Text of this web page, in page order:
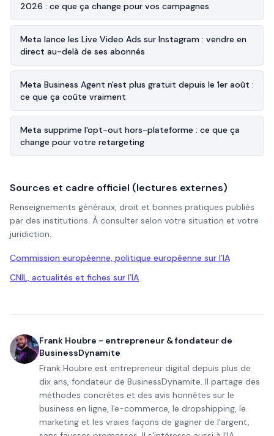
2026 : ce que ça change pour vos campagnes
Meta lance les Live Video Ads sur Instagram : vendre en
direct au-delà de ses abonnés
Meta Business Agent n'est plus gratuit depuis le 1er août :
ce que ça coûte vraiment
Meta supprime l'opt-out hors-plateforme : ce que ça
change pour votre retargeting
Sources et cadre officiel (lectures externes)
Renseignements généraux, droit et bonnes pratiques publiés
par des institutions. À consulter selon votre situation et votre
juridiction.
Commission européenne, politique européenne sur l’IA
CNIL, actualités et fiches sur l’IA
Frank Houbre - entrepreneur & fondateur de
BusinessDynamite
Frank Houbre est entrepreneur digital depuis plus de
dix ans, fondateur de BusinessDynamite. Il partage des
méthodes concrètes et des avis honnêtes sur le
business en ligne, l'e-commerce, le dropshipping, le
marketing et les vraies façons de gagner de l'argent,